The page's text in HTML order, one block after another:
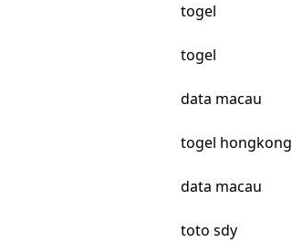
togel
togel
data macau
togel hongkong
data macau
toto sdy